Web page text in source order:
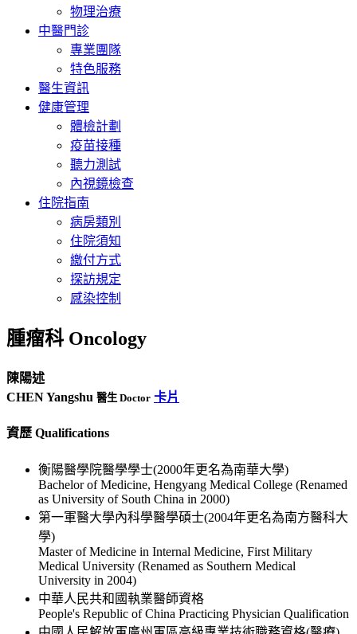
物理治療
中醫門診
專業團隊
特色服務
醫生資訊
健康管理
體檢計劃
疫苗接種
聽力測試
內視鏡檢查
住院指南
病房類別
住院須知
繳付方式
探訪規定
感染控制
腫瘤科 Oncology
陳陽述
CHEN Yangshu 醫生 Doctor 卡片
資歷 Qualifications
衡陽醫學院醫學學士(2000年更名為南華大學)
Bachelor of Medicine, Hengyang Medical College (Renamed
as University of South China in 2000)
第一軍醫大學內科學醫學碩士(2004年更名為南方醫科大
學)
Master of Medicine in Internal Medicine, First Military
Medical University (Renamed as Southern Medical
University in 2004)
中華人民共和國執業醫師資格
People's Republic of China Practicing Physician Qualification